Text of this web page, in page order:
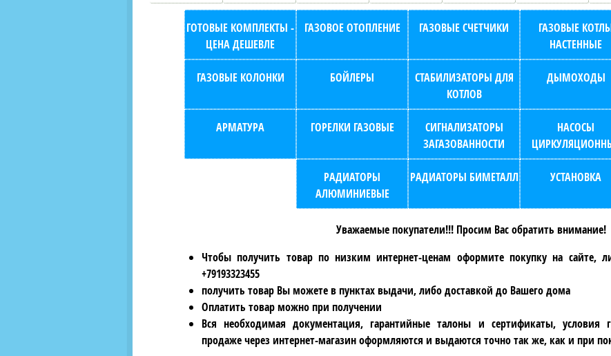
ГОТОВЫЕ КОМПЛЕКТЫ -
ЦЕНА ДЕШЕВЛЕ
ГАЗОВОЕ ОТОПЛЕНИЕ ГАЗОВЫЕ СЧЕТЧИКИ
ГАЗОВЫЕ
НАСТЕННЫЕ
ГАЗОВЫЕ КОЛОНКИ БОЙЛЕРЫ
СТАБИЛИЗАТОРЫ ДЛЯ
КОТЛОВ
ДЫМОХОДЫ
АРМАТУРА ГОРЕЛКИ ГАЗОВЫЕ
СИГНАЛИЗАТОРЫ
ЗАГАЗОВАННОСТИ
НАСОСЫ
РАДИАТОРЫ
АЛЮМИНИЕВЫЕ
РАДИАТОРЫ БИМЕТАЛЛ УСТАНОВКА
Уважаемые покупатели!!! Просим Вас обратить внимание!
Чтобы получить товар по низким интернет-ценам оформите покупку на сайте,
+79193323455
получить товар Вы можете в пунктах выдачи, либо доставкой до Вашего дома
Оплатить товар можно при получении
Вся необходимая документация, гарантийные талоны и сертификаты, условия
продаже через интернет-магазин оформляются и выдаются точно так же, как и при